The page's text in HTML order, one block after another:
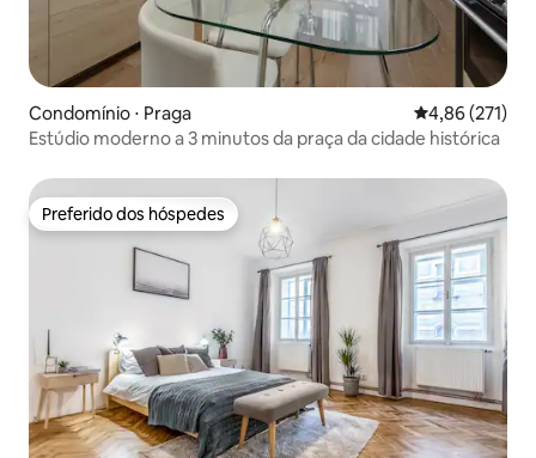
Condomínio ⋅ Praga 4,86 de uma
4,86 (271)
Estúdio moderno a 3 minutos da praça da cidade histórica
Preferido dos hóspedes
Preferido dos hóspedes